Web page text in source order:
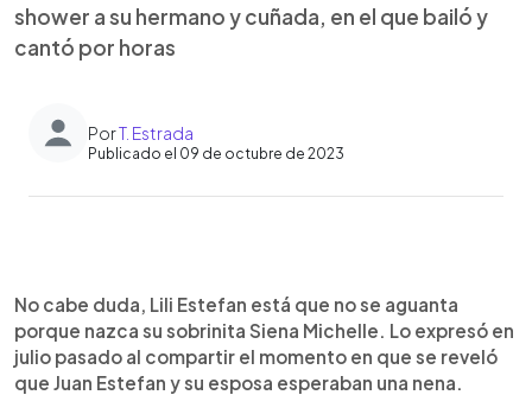
shower a su hermano y cuñada, en el que bailó y
cantó por horas
PorT. Estrada
Publicado el 09 de octubre de 2023
Escuchar artículo
No cabe duda, Lili Estefan está que no se aguanta
porque nazca su sobrinita Siena Michelle. Lo expresó en
julio pasado al compartir el momento en que se reveló
que Juan Estefan y su esposa esperaban una nena.